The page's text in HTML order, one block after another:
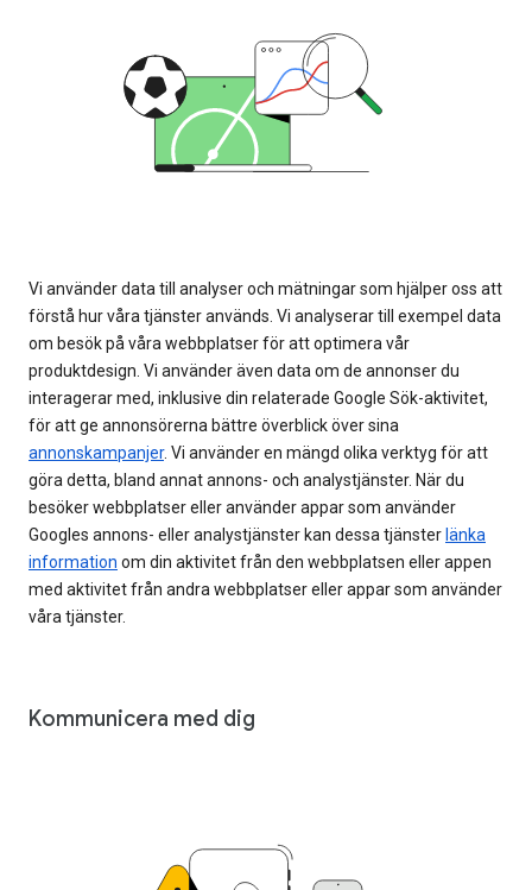
Vi använder data till analyser och mätningar som hjälper oss att
förstå hur våra tjänster används. Vi analyserar till exempel data
om besök på våra webbplatser för att optimera vår
produktdesign. Vi använder även data om de annonser du
interagerar med, inklusive din relaterade Google Sök-aktivitet,
för att ge annonsörerna bättre överblick över sina
annonskampanjer. Vi använder en mängd olika verktyg för att
göra detta, bland annat annons- och analystjänster. När du
besöker webbplatser eller använder appar som använder
Googles annons- eller analystjänster kan dessa tjänster länka
information om din aktivitet från den webbplatsen eller appen
med aktivitet från andra webbplatser eller appar som använder
våra tjänster.
Kommunicera med dig